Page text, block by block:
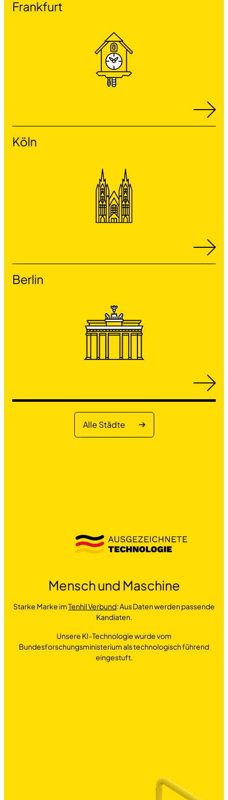
Frankfurt
Köln
Berlin
Alle Städte
Mensch und Maschine
Starke Marke imTenhil Verbund: Aus Daten werden passende
Kandiaten.
Unsere KI-Technologie wurde vom
Bundesforschungsministerium als technologisch führend
eingestuft.